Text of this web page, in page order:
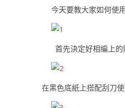
今天要教大家如何使
首先決定好相編上
在黑色底紙上搭配刮刀